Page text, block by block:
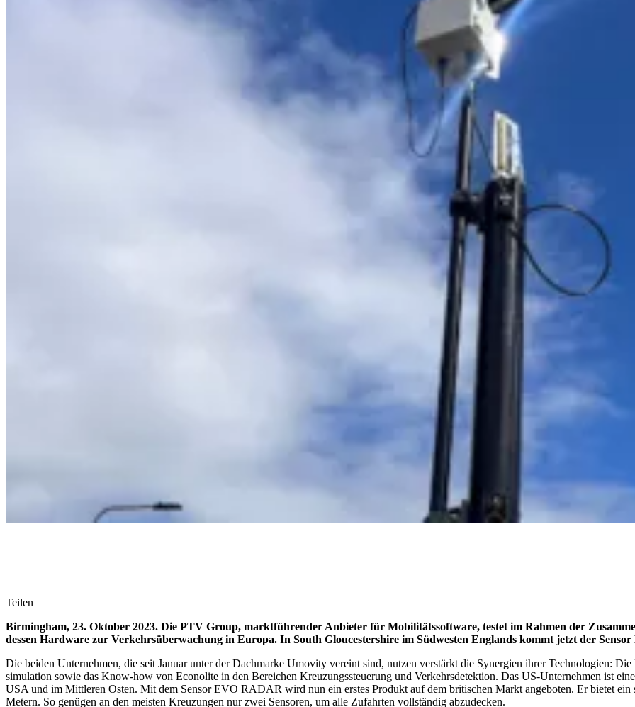
Teilen
Birmingham, 23. Oktober 2023. Die PTV Group, marktführender Anbieter für Mobilitätssoftware, testet im Rahmen der
dessen Hardware zur Verkehrsüberwachung in Europa. In South Gloucestershire im Südwesten Englands kommt jetzt der
Die beiden Unternehmen, die seit Januar unter der Dachmarke Umovity vereint sind, nutzen verstärkt die Synergien ihrer Technologien:
simulation sowie das Know-how von Econolite in den Bereichen Kreuzungssteuerung und Verkehrsdetektion. Das US-Unternehmen ist
USA und im Mittleren Osten. Mit dem Sensor EVO RADAR wird nun ein erstes Produkt auf dem britischen Markt angeboten. Er bietet
Metern. So genügen an den meisten Kreuzungen nur zwei Sensoren, um alle Zufahrten vollständig abzudecken.